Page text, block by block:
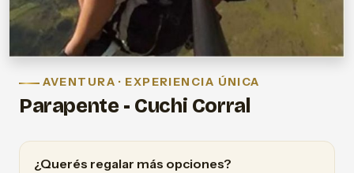
AVENTURA · EXPERIENCIA ÚNICA
Parapente - Cuchi Corral
¿Querés regalar más opciones?